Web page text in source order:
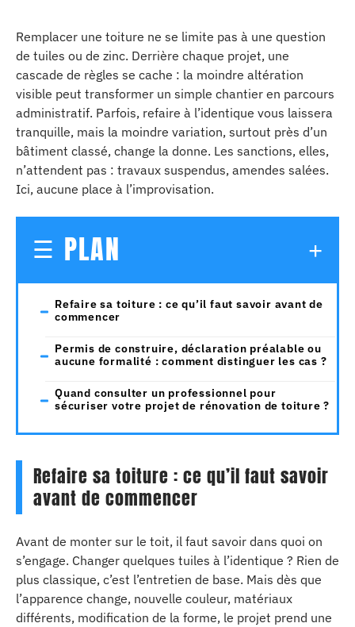
Remplacer une toiture ne se limite pas à une question
de tuiles ou de zinc. Derrière chaque projet, une
cascade de règles se cache : la moindre altération
visible peut transformer un simple chantier en parcours
administratif. Parfois, refaire à l’identique vous laissera
tranquille, mais la moindre variation, surtout près d’un
bâtiment classé, change la donne. Les sanctions, elles,
n’attendent pas : travaux suspendus, amendes salées.
Ici, aucune place à l’improvisation.
PLAN
Refaire sa toiture : ce qu’il faut savoir avant de
commencer
Permis de construire, déclaration préalable ou
aucune formalité : comment distinguer les cas ?
Quand consulter un professionnel pour
sécuriser votre projet de rénovation de toiture ?
Refaire sa toiture : ce qu’il faut savoir
avant de commencer
Avant de monter sur le toit, il faut savoir dans quoi on
s’engage. Changer quelques tuiles à l’identique ? Rien de
plus classique, c’est l’entretien de base. Mais dès que
l’apparence change, nouvelle couleur, matériaux
différents, modification de la forme, le projet prend une